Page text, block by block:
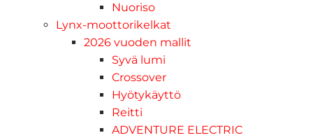
Nuoriso
Lynx-moottorikelkat
2026 vuoden mallit
Syvä lumi
Crossover
Hyötykäyttö
Reitti
ADVENTURE ELECTRIC